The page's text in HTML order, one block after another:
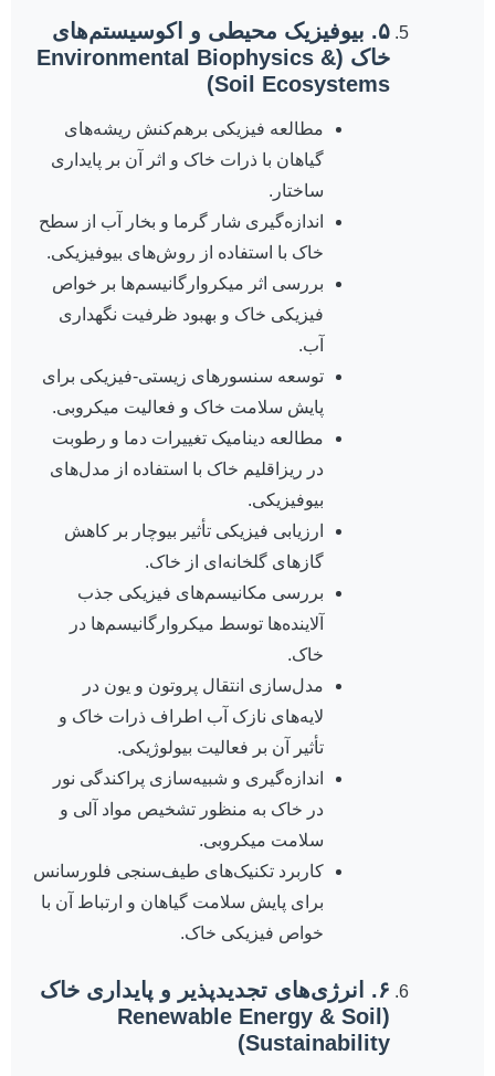
۵. بیوفیزیک محیطی و اکوسیستم‌های
خاک (Environmental Biophysics &
Soil Ecosystems)
مطالعه فیزیکی برهم‌کنش ریشه‌های
گیاهان با ذرات خاک و اثر آن بر پایداری
ساختار.
اندازه‌گیری شار گرما و بخار آب از سطح
خاک با استفاده از روش‌های بیوفیزیکی.
بررسی اثر میکروارگانیسم‌ها بر خواص
فیزیکی خاک و بهبود ظرفیت نگهداری
آب.
توسعه سنسورهای زیستی-فیزیکی برای
پایش سلامت خاک و فعالیت میکروبی.
مطالعه دینامیک تغییرات دما و رطوبت
در ریزاقلیم خاک با استفاده از مدل‌های
بیوفیزیکی.
ارزیابی فیزیکی تأثیر بیوچار بر کاهش
گازهای گلخانه‌ای از خاک.
بررسی مکانیسم‌های فیزیکی جذب
آلاینده‌ها توسط میکروارگانیسم‌ها در
خاک.
مدل‌سازی انتقال پروتون و یون در
لایه‌های نازک آب اطراف ذرات خاک و
تأثیر آن بر فعالیت بیولوژیکی.
اندازه‌گیری و شبیه‌سازی پراکندگی نور
در خاک به منظور تشخیص مواد آلی و
سلامت میکروبی.
کاربرد تکنیک‌های طیف‌سنجی فلورسانس
برای پایش سلامت گیاهان و ارتباط آن با
خواص فیزیکی خاک.
۶. انرژی‌های تجدیدپذیر و پایداری خاک
(Renewable Energy & Soil
Sustainability)